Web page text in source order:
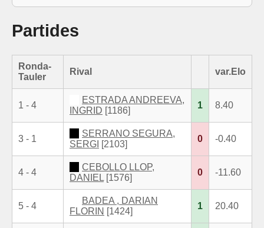
Partides
Ronda-
Tauler
Rival var.Elo
1 - 4
ESTRADA ANDREEVA,
INGRID [1186]
1 8.40
3 - 1
SERRANO SEGURA,
SERGI [2103]
0 -0.40
4 - 4
CEBOLLO LLOP,
DANIEL [1576]
0 -11.60
5 - 4
BADEA , DARIAN
FLORIN [1424]
1 20.40